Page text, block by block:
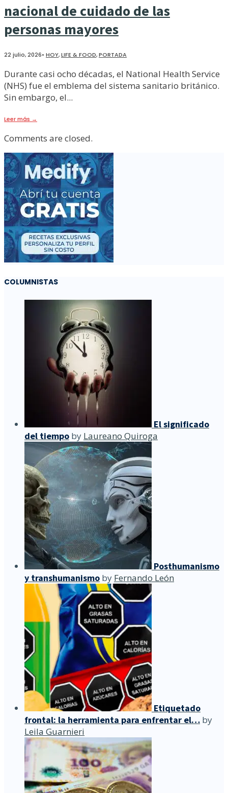
nacional de cuidado de las
personas mayores
22 julio, 2026• HOY,LIFE & FOOD,PORTADA
Durante casi ocho décadas, el National Health Service
(NHS) fue el emblema del sistema sanitario británico.
Sin embargo, el...
Leer más →
Comments are closed.
COLUMNISTAS
El significado
del tiempo by Laureano Quiroga
Posthumanismo
y transhumanismo by Fernando León
Etiquetado
frontal: la herramienta para enfrentar el… by
Leila Guarnieri